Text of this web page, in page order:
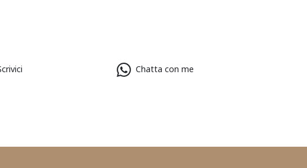
Chatta con me